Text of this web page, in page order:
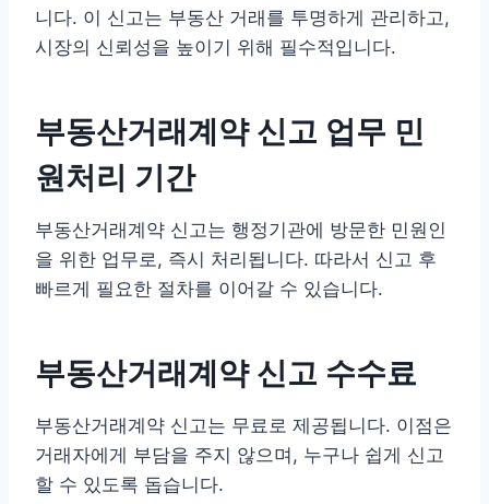
니다. 이 신고는 부동산 거래를 투명하게 관리하고,
시장의 신뢰성을 높이기 위해 필수적입니다.
부동산거래계약 신고 업무 민
원처리 기간
부동산거래계약 신고는 행정기관에 방문한 민원인
을 위한 업무로, 즉시 처리됩니다. 따라서 신고 후
빠르게 필요한 절차를 이어갈 수 있습니다.
부동산거래계약 신고 수수료
부동산거래계약 신고는 무료로 제공됩니다. 이점은
거래자에게 부담을 주지 않으며, 누구나 쉽게 신고
할 수 있도록 돕습니다.